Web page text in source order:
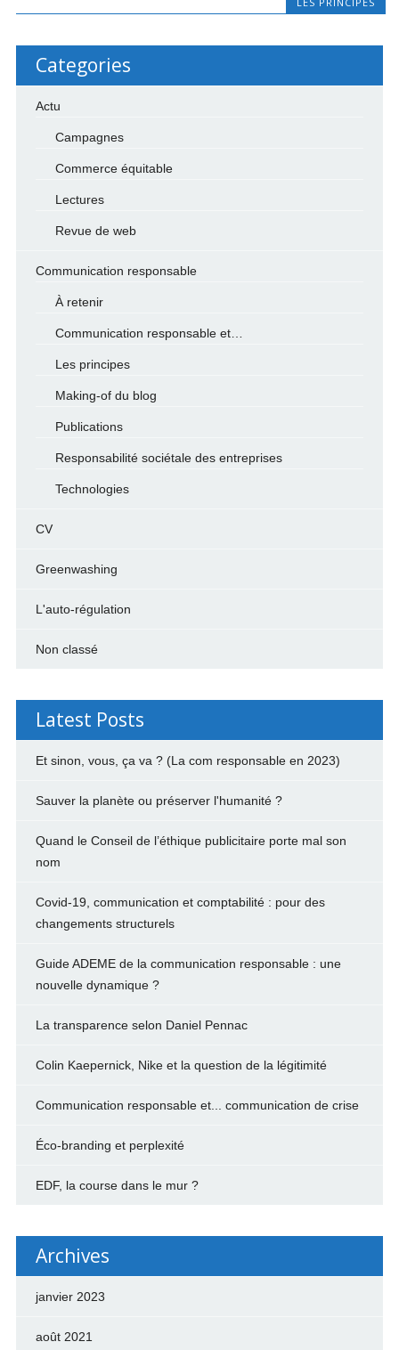
Categories
Actu
Campagnes
Commerce équitable
Lectures
Revue de web
Communication responsable
À retenir
Communication responsable et…
Les principes
Making-of du blog
Publications
Responsabilité sociétale des entreprises
Technologies
CV
Greenwashing
L'auto-régulation
Non classé
Latest Posts
Et sinon, vous, ça va ? (La com responsable en 2023)
Sauver la planète ou préserver l'humanité ?
Quand le Conseil de l’éthique publicitaire porte mal son
nom
Covid-19, communication et comptabilité : pour des
changements structurels
Guide ADEME de la communication responsable : une
nouvelle dynamique ?
La transparence selon Daniel Pennac
Colin Kaepernick, Nike et la question de la légitimité
Communication responsable et... communication de crise
Éco-branding et perplexité
EDF, la course dans le mur ?
Archives
janvier 2023
août 2021